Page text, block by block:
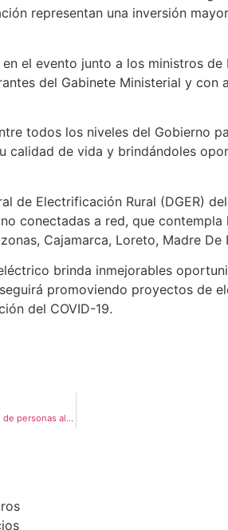
representan una inversión
el evento junto a los ministros de
del Gabinete Ministerial y
todos los niveles del Gobierno
calidad de vida y brindándoles
de Electrificación Rural (DGER)
conectadas a red, que
Cajamarca, Loreto, Madre De
brinda inmejorables
promoviendo proyectos de
del COVID-19.
Estas son las propuestas para que el gas natural pueda llegar a más de un millón de personas al año